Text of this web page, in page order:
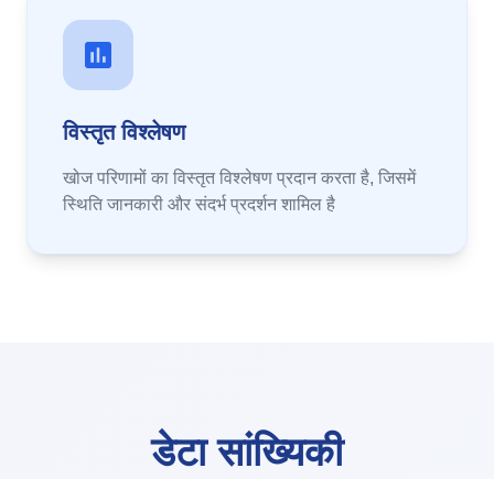
विस्तृत विश्लेषण
खोज परिणामों का विस्तृत विश्लेषण प्रदान करता है, जिसमें
स्थिति जानकारी और संदर्भ प्रदर्शन शामिल है
डेटा सांख्यिकी